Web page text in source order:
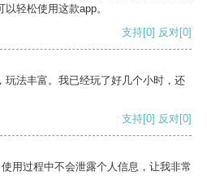
轻松使用这款app。
支持[0] 反对[0]
玩法丰富。我已经玩了好几个小时，还
支持[0] 反对[0]
用过程中不会泄露个人信息，让我非常